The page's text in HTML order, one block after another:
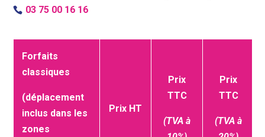
03 75 00 16 16
Forfaits
classiques
(déplacement
inclus dans les
zones
Prix HT
Prix
TTC
(TVA à
Prix
TTC
(TVA à